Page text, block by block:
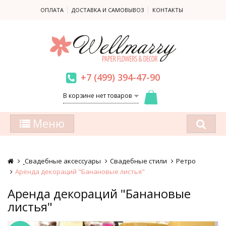
ОПЛАТА ДОСТАВКА И САМОВЫВОЗ КОНТАКТЫ
+7 (499) 394-47-90
В корзине нет товаров
Меню
ꞈСвадебные аксессуары Свадебные стили
Ретро
Аренда декораций "Банановые листья"
Аренда декораций "Банановые
листья"